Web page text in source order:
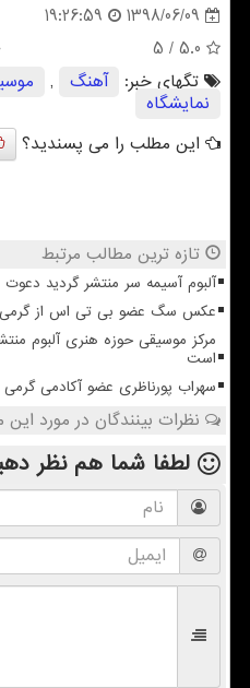
1398/06/09
19:26:59
5.0
/ 5
تگهای خبر:
آهنگ ,
نمایشگاه
این مطلب را می پسندید؟
تازه ترین مطالب مرتبط
آلبوم آسیمه سر منتشر گردید
عکس سگ عضو بی تی اس از گرمی
مرکز موسیقی حوزه هنری آلبوم
است
سهراب پورناظری عضو آکادمی
نظرات بینندگان در مورد
لطفا شما همنظر